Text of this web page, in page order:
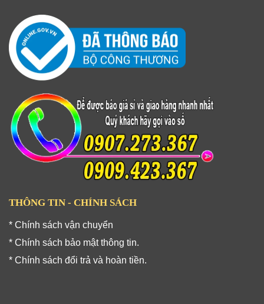
THÔNG TIN - CHÍNH SÁCH
* Chính sách vận chuyển
* Chính sách bảo mật thông tin.
* Chính sách đổi trả và hoàn tiền.